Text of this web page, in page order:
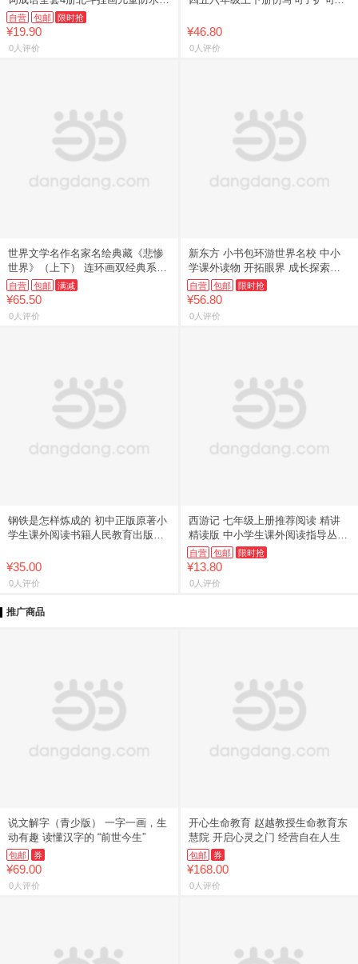
画百科知识地图全景中国小学生专
用地图家用地理历史语文启蒙地
自营 包邮 限时抢
¥19.90
0人评价
人教版练习册每日一练2026新
¥46.80
0人评价
世界文学名作名家名绘典藏《悲惨
世界》（上下） 连环画双经典系列
中小学生阅读 语文课外读物 必读
篇目 原著：【法】维克多
自营 包邮 满减
¥65.50
0人评价
新东方 小书包环游世界名校 中小
学课外读物 开拓眼界 成长探索实
景名校启蒙书
自营 包邮 限时抢
¥56.80
0人评价
钢铁是怎样炼成的 初中正版原著小
学生课外阅读书籍人民教育出版社
整版名著语文书8下学生看的
¥35.00
0人评价
西游记 七年级上册推荐阅读 精讲
精读版 中小学生课外阅读指导丛书
（赠名师视频课）
自营 包邮 限时抢
¥13.80
0人评价
推广商品
说文解字（青少版） 一字一画，生
动有趣 读懂汉字的 “前世今生”
包邮 券
¥69.00
0人评价
开心生命教育 赵越教授生命教育东
慧院 开启心灵之门 经营自在人生
包邮 券
¥168.00
0人评价